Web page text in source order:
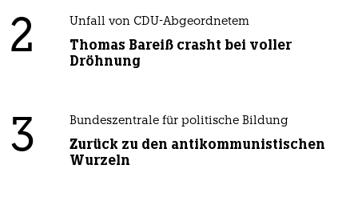
2 Unfall von CDU-Abgeordnetem
Thomas Bareiß crasht bei voller
Dröhnung
3 Bundeszentrale für politische Bildung
Zurück zu den antikommunistischen
Wurzeln